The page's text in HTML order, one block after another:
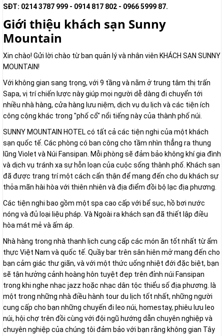
SĐT: 0214 3787 999 - 0914 817 802 - 0966 5999 87.
Giới thiệu khách sạn Sunny
Mountain
Xin chào! Gửi lời chào từ ban quản lý và nhân viên KHÁCH SẠN SUNNY
MOUNTAIN!
Với không gian sang trọng, với 9 tầng và nằm ở trung tâm thị trấn
Sapa, vị trí chiến lược này giúp mọi người dễ dàng đi chuyển tới
nhiều nhà hàng, cửa hàng lưu niệm, dịch vụ du lịch và các tiện ích
công cộng khác trong "phố cổ" nổi tiếng này của thành phố núi.
SUNNY MOUNTAIN HOTEL có tất cả các tiện nghi của một khách
sạn quốc tế. Các phòng có ban công cho tầm nhìn thẳng ra thung
lũng Violet và Núi Fansipan. Mỗi phòng sẽ đảm bảo không khí gia đình
và dịch vụ tránh xa sự hỗn loạn của cuộc sống thành phố. Khách sạn
đã được trang trí một cách cẩn thận để mang đến cho du khách sự
thỏa mãn hài hòa với thiên nhiên và địa điểm đồi bộ lạc địa phương.
Các tiện nghi bao gồm một spa cao cấp với bể sục, hồ bơi nước
nóng và đủ loại liệu pháp. Và Ngoài ra khách sạn đã thiết lập điều
hòa mát mẻ và ấm áp.
Nhà hàng trong nhà thanh lịch cung cấp các món ăn tốt nhất từ ​​ẩm
thực Việt Nam và quốc tế. Quầy bar trên sân hiên mở mang đến cho
bạn cảm giác thư giãn, và với một thức uống nhiệt đới đặc biệt, bạn
sẽ tận hưởng cảnh hoàng hôn tuyệt đẹp trên đỉnh núi Fansipan
trong khi nghe nhạc jazz hoặc nhạc dân tộc thiểu số địa phương. là
một trong những nhà điều hành tour du lịch tốt nhất, những người
cung cấp cho bạn những chuyến đi leo núi, homestay, phiêu lưu leo ​​
núi, hội chợ trên đồi cùng với đội ngũ hướng dẫn chuyên nghiệp và
chuyên nghiệp của chúng tôi đảm bảo với bạn rằng không gian Tây